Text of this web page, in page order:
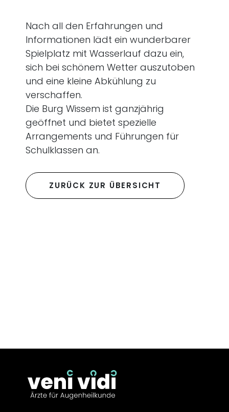
Nach all den Erfahrungen und
Informationen lädt ein wunderbarer
Spielplatz mit Wasserlauf dazu ein,
sich bei schönem Wetter auszutoben
und eine kleine Abkühlung zu
verschaffen.
Die Burg Wissem ist ganzjährig
geöffnet und bietet spezielle
Arrangements und Führungen für
Schulklassen an.
ZURÜCK ZUR ÜBERSICHT